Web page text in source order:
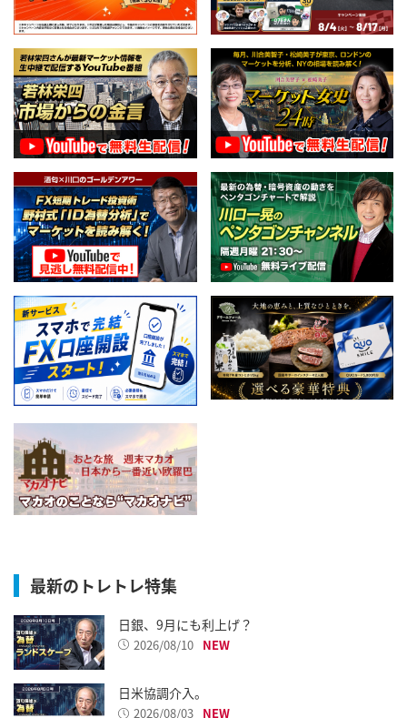
最新のトレトレ特集
日銀、9月にも利上げ？
2026/08/10
日米協調介入。
2026/08/03